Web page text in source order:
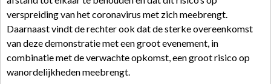
verspreiding van het coronavirus met zich meebrengt.
Daarnaast vindt de rechter ook dat de sterke overeenkomst
van deze demonstratie met een groot evenement, in
combinatie met de verwachte opkomst, een groot risico op
wanordelijkheden meebrengt.